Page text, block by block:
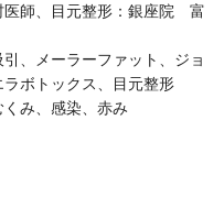
師、目元整形：銀座院 富
、メーラーファット、ジョ
ボトックス、目元整形
くみ、感染、赤み